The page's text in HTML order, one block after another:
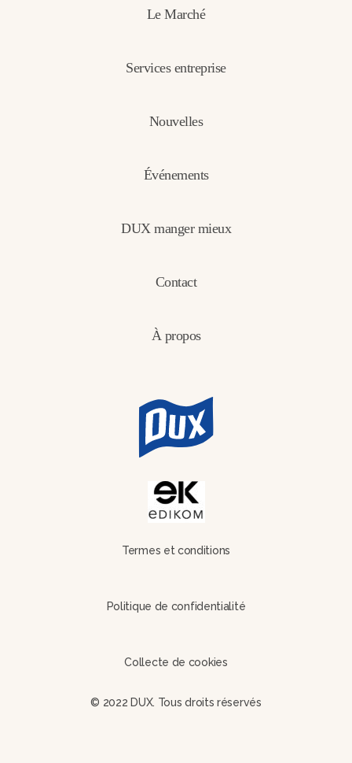
Le Marché
Services entreprise
Nouvelles
Événements
DUX manger mieux
Contact
À propos
Termes et conditions
Politique de confidentialité
Collecte de cookies
© 2022 DUX. Tous droits réservés